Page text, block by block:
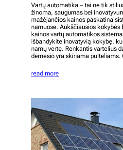
Vartų automatika – tai ne tik
žinoma, saugumas bei
mažėjančios kainos paskatina
namuose. Aukščiausios kokybės
kainos vartų automatikos
išbandykite inovatyvią kokybę,
namų vertę. Renkantis vartelius
dėmesio yra skiriama pulteliams.
read more